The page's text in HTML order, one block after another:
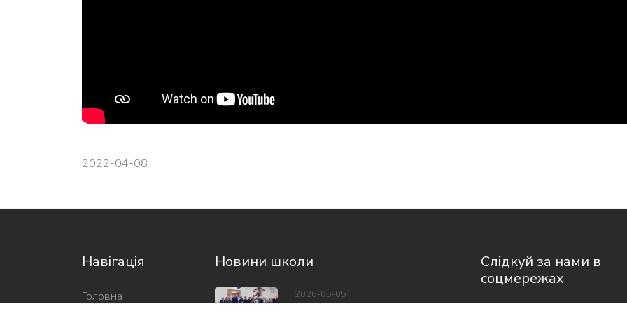
2022-04-08
Навігація
Головна
Новини школи
2026-05-05
Слідкуй за нами в
соцмережах